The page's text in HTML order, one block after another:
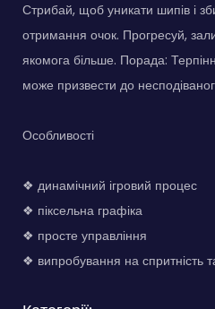
Стрибай, щоб уникати шипів і
отримання очок. Прогресуй,
якомога більше. Порада:
може призвести до
Особливості
❖ динамічний ігровий процес
❖ піксельна графіка
❖ просте управління
❖ випробування на спритність